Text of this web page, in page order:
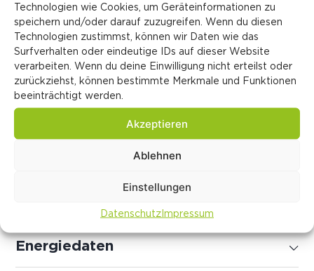
Technologien wie Cookies, um Geräteinformationen zu
speichern und/oder darauf zuzugreifen. Wenn du diesen
Technologien zustimmst, können wir Daten wie das
Surfverhalten oder eindeutige IDs auf dieser Website
verarbeiten. Wenn du deine Einwilligung nicht erteilst oder
zurückziehst, können bestimmte Merkmale und Funktionen
beeinträchtigt werden.
Akzeptieren
Ablehnen
Einstellungen
DatenschutzImpressum
Fahrzeugzustand:
Occasion
Verkaufspreis:
CHF 23'850.00
Katalogpreis:
CHF 47'600.00
Identifikationsnummern
LIGA Nummer:
Sonderausstattung
Energiedaten